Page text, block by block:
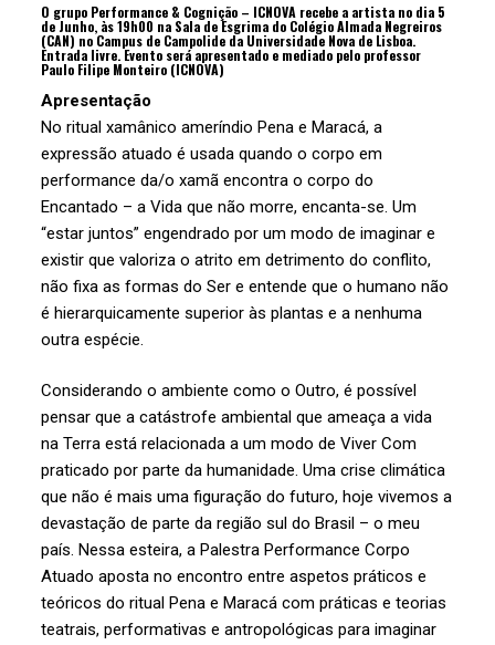
O grupo Performance & Cognição – ICNOVA recebe a artista no dia 5
de Junho, às 19h00 na Sala de Esgrima do Colégio Almada Negreiros
(CAN) no Campus de Campolide da Universidade Nova de Lisboa.
Entrada livre. Evento será apresentado e mediado pelo professor
Paulo Filipe Monteiro (ICNOVA)
Apresentação
No ritual xamânico ameríndio Pena e Maracá, a
expressão atuado é usada quando o corpo em
performance da/o xamã encontra o corpo do
Encantado – a Vida que não morre, encanta-se. Um
“estar juntos” engendrado por um modo de imaginar e
existir que valoriza o atrito em detrimento do conflito,
não fixa as formas do Ser e entende que o humano não
é hierarquicamente superior às plantas e a nenhuma
outra espécie.
Considerando o ambiente como o Outro, é possível
pensar que a catástrofe ambiental que ameaça a vida
na Terra está relacionada a um modo de Viver Com
praticado por parte da humanidade. Uma crise climática
que não é mais uma figuração do futuro, hoje vivemos a
devastação de parte da região sul do Brasil – o meu
país. Nessa esteira, a Palestra Performance Corpo
Atuado aposta no encontro entre aspetos práticos e
teóricos do ritual Pena e Maracá com práticas e teorias
teatrais, performativas e antropológicas para imaginar